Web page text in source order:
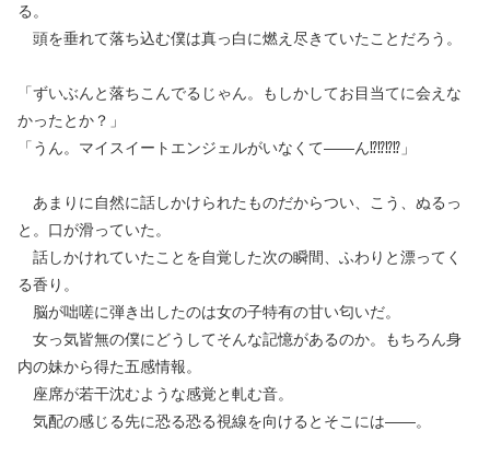
る。
頭を垂れて落ち込む僕は真っ白に燃え尽きていたことだろう。
「ずいぶんと落ちこんでるじゃん。もしかしてお目当てに会えな
かったとか？」
「うん。マイスイートエンジェルがいなくて——ん⁉︎⁉︎⁉︎⁉︎」
あまりに自然に話しかけられたものだからつい、こう、ぬるっ
と。口が滑っていた。
話しかけれていたことを自覚した次の瞬間、ふわりと漂ってく
る香り。
脳が咄嗟に弾き出したのは女の子特有の甘い匂いだ。
女っ気皆無の僕にどうしてそんな記憶があるのか。もちろん身
内の妹から得た五感情報。
座席が若干沈むような感覚と軋む音。
気配の感じる先に恐る恐る視線を向けるとそこには——。